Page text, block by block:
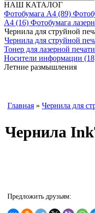
НАШ КАТАЛОГ
Фотобумага A4 (89)
A4 (16) Фотобумага
Чернила для струйной
Чернила для струйной
Тонер для лазерной
Носители информации
Летние размышления
Главная » Чернила для
Чернила
Предложить друзьям: